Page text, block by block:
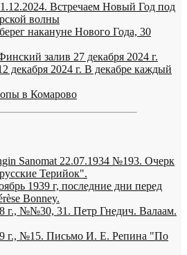
Встречаем Новый Год под
волны
накануне Нового Года, 30
залив 27 декабря 2024 г.
декабря 2024 г. В декабре каждый
в Комарово
Sanomat 22.07.1934 №193. Очерк
Терийок".
1939 г, последние дни перед
Bonney.
г., №№30, 31. Петр Гнедич. Валаам.
г., №15. Письмо И. Е. Репина "По